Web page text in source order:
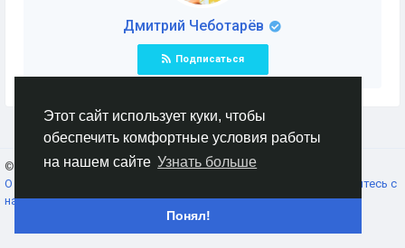
Этот сайт использует куки, чтобы
обеспечить комфортные условия работы
на нашем сайте Узнать больше
Понял!
Дмитрий Чеботарёв
Подписаться
© 2026 AnimeSocial.SU - Первая аниме сеть!
О нас
Свяжитесь с
нами
Каталог